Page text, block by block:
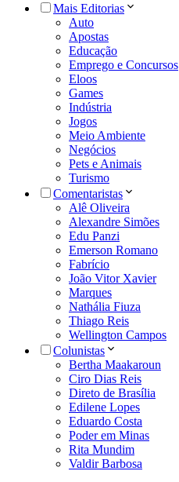
Mais Editorias
Auto
Apostas
Educação
Emprego e Concursos
Eloos
Games
Indústria
Jogos
Meio Ambiente
Negócios
Pets e Animais
Turismo
Comentaristas
Alê Oliveira
Alexandre Simões
Edu Panzi
Emerson Romano
Fabrício
João Vitor Xavier
Marques
Nathália Fiuza
Thiago Reis
Wellington Campos
Colunistas
Bertha Maakaroun
Ciro Dias Reis
Direto de Brasília
Edilene Lopes
Eduardo Costa
Poder em Minas
Rita Mundim
Valdir Barbosa